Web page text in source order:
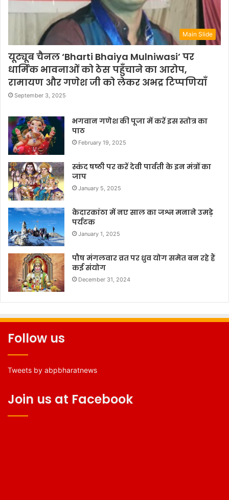
Main Slide
यूट्यूब चैनल ‘Bharti Bhaiya Mulniwasi’ पर
धार्मिक भावनाओं को ठेस पहुँचाने का आरोप,
रामायण और गणेश जी को लेकर अभद्र टिप्पणियाँ
September 3, 2025
भगवान गणेश की पूजा में करें इस स्तोत्र का
पाठ
February 19, 2025
स्कंद षष्ठी पर करें देवी पार्वती के इन मंत्रों का
जाप
January 5, 2025
केदारकांठा में नए साल का जश्न मनाने उमड़े
पर्यटक
January 1, 2025
पौष मंगलवार व्रत पर ध्रुव योग समेत बन रहे हैं
कई संयोग
December 31, 2024
Follow us
Tweets by abpbharatnews
Join us at Facebook